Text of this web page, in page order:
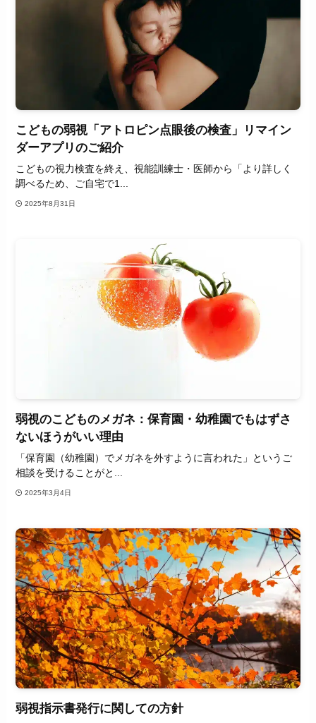
こどもの弱視「アトロピン点眼後の検査」リマイン
ダーアプリのご紹介
こどもの視力検査を終え、視能訓練士・医師から「より詳しく
調べるため、ご自宅で1...
2025年8月31日
弱視のこどものメガネ：保育園・幼稚園でもはずさ
ないほうがいい理由
「保育園（幼稚園）でメガネを外すように言われた」というご
相談を受けることがと...
2025年3月4日
弱視指示書発行に関しての方針